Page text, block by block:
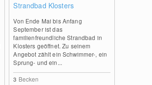
Strandbad Klosters
Von Ende Mai bis Anfang
September ist das
familienfreundliche Strandbad in
Klosters geöffnet. Zu seinem
Angebot zählt ein Schwimmer-, ein
Sprung- und ein...
3 Becken